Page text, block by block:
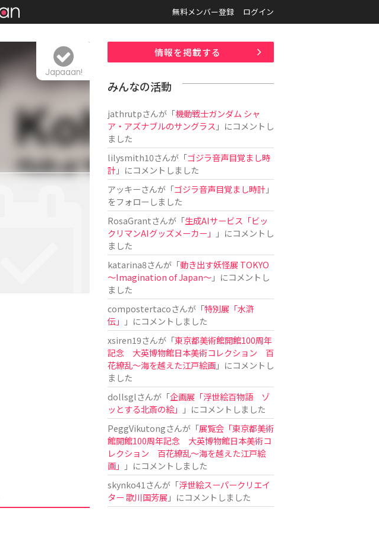
無料メンバー登録 ログイン
Japaaan!
情報を掲載する
みんなの活動
jathrutpさんが「機動戦士ガンダム シャ
ア・アズナブルのサングラス 」にコメントし
ました
lilysmith10さんが「ゴジラ音声目覚まし時
計」にコメントしました
アッキーさんが「ゴジラ音声目覚まし時計」
をフォローしました
RosaGrantさんが「生成AIサービス「ビッ
クリマンAIグッズメーカー」
」にコメントし
ました
katarina8さんが「動き出す妖怪展 TOKYO
〜Imagination of Japan〜」にコメントし
ました
compostertacoさんが「特別展「水滸
伝」
」にコメントしました
xsiren19さんが「東京都美術館開館100周年
記念 大英博物館日本美術コレクション 百
花繚乱～海を越えた江戸絵画」にコメントし
ました
dollsglさんが「企画展「浮世絵百物語 ゾ
ッとする北斎の絵」
」にコメントしました
PeggVikutongさんが「展覧会「東京都美術
館開館100周年記念 大英博物館日本美術コ
レクション 百花繚乱〜海を越えた江戸絵
画」
」にコメントしました
skynko41 さんが「浮世絵スーパークリエイ
ター 歌川国芳展 」にコメントしました